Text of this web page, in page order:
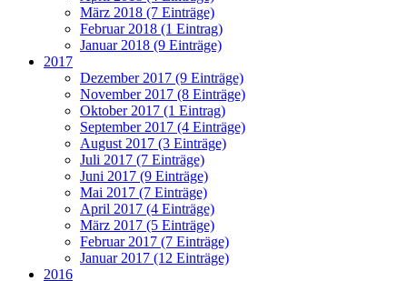
März 2018 (7 Einträge)
Februar 2018 (1 Eintrag)
Januar 2018 (9 Einträge)
2017
Dezember 2017 (9 Einträge)
November 2017 (8 Einträge)
Oktober 2017 (1 Eintrag)
September 2017 (4 Einträge)
August 2017 (3 Einträge)
Juli 2017 (7 Einträge)
Juni 2017 (9 Einträge)
Mai 2017 (7 Einträge)
April 2017 (4 Einträge)
März 2017 (5 Einträge)
Februar 2017 (7 Einträge)
Januar 2017 (12 Einträge)
2016